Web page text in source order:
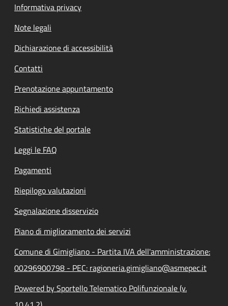
Informativa privacy
Note legali
Dichiarazione di accessibilità
Contatti
Prenotazione appuntamento
Richiedi assistenza
Statistiche del portale
Leggi le FAQ
Pagamenti
Riepilogo valutazioni
Segnalazione disservizio
Piano di miglioramento dei servizi
Comune di Gimigliano - Partita IVA dell'amministrazione:
00296900798 - PEC: ragioneria.gimigliano@asmepec.it
Powered by Sportello Telematico Polifunzionale (v.